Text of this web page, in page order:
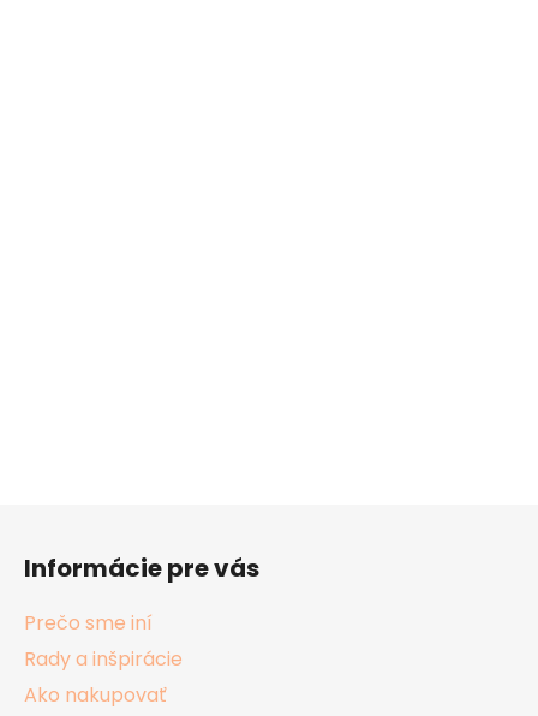
Informácie pre vás
Prečo sme iní
Rady a inšpirácie
Ako nakupovať